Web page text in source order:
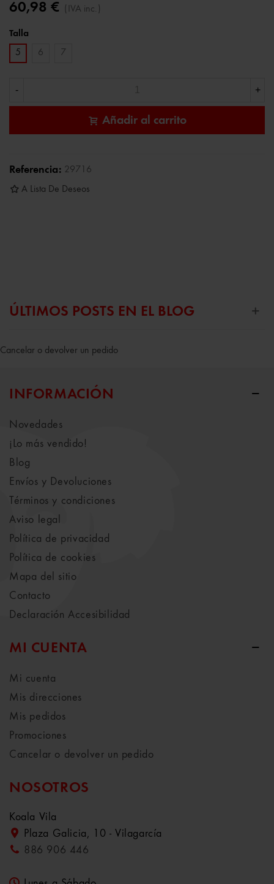
60,98 € (IVA inc.)
Talla
5
6 7
- +
Añadir al carrito
Referencia: 29716
A Lista De Deseos
ÚLTIMOS POSTS EN EL BLOG
Cancelar o devolver un pedido
INFORMACIÓN
Novedades
¡Lo más vendido!
Blog
Envíos y Devoluciones
Términos y condiciones
Aviso legal
Política de privacidad
Política de cookies
Mapa del sitio
Contacto
Declaración Accesibilidad
MI CUENTA
Mi cuenta
Mis direcciones
Mis pedidos
Promociones
Cancelar o devolver un pedido
NOSOTROS
Koala Vila
Plaza Galicia, 10 - Vilagarcía
886 906 446